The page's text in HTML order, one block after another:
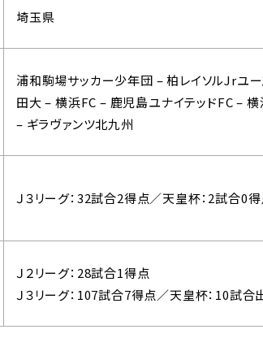
埼玉県
浦和駒場サッカー少年団 – 柏レイソルJrユ
田大 – 横浜FC – 鹿児島ユナイテッドFC –
– ギラヴァンツ北九州
Ｊ３リーグ：32試合2得点／天皇杯：2試合0
Ｊ２リーグ：28試合1得点
Ｊ３リーグ：107試合7得点／天皇杯：10試合